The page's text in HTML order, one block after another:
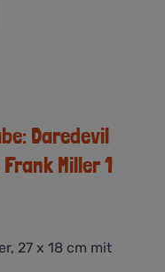
Daredevil
Miller 1
27 x 18 cm mit